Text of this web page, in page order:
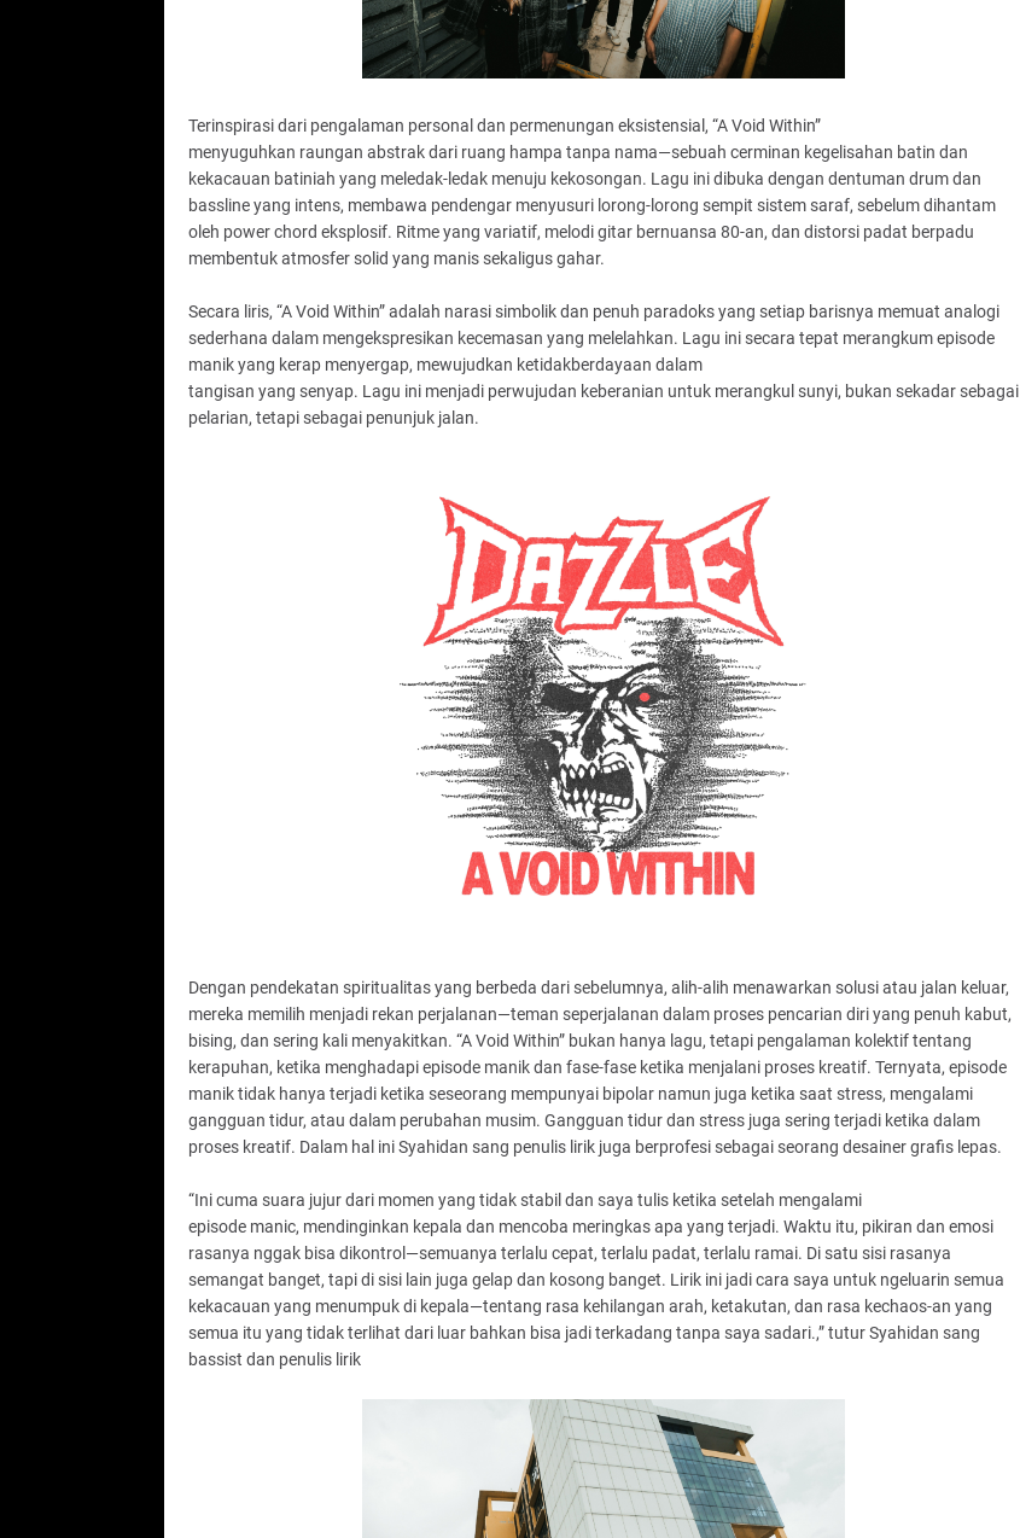
Terinspirasi dari pengalaman personal dan permenungan eksistensial, “A Void Within”
menyuguhkan raungan abstrak dari ruang hampa tanpa nama—sebuah cerminan kegelisahan batin dan
kekacauan batiniah yang meledak-ledak menuju kekosongan. Lagu ini dibuka dengan dentuman drum dan
bassline yang intens, membawa pendengar menyusuri lorong-lorong sempit sistem saraf, sebelum dihantam
oleh power chord eksplosif. Ritme yang variatif, melodi gitar bernuansa 80-an, dan distorsi padat berpadu
membentuk atmosfer solid yang manis sekaligus gahar.
Secara liris, “A Void Within” adalah narasi simbolik dan penuh paradoks yang setiap barisnya memuat analogi
sederhana dalam mengekspresikan kecemasan yang melelahkan. Lagu ini secara tepat merangkum episode
manik yang kerap menyergap, mewujudkan ketidakberdayaan dalam
tangisan yang senyap. Lagu ini menjadi perwujudan keberanian untuk merangkul sunyi, bukan sekadar sebagai
pelarian, tetapi sebagai penunjuk jalan.
Dengan pendekatan spiritualitas yang berbeda dari sebelumnya, alih-alih menawarkan solusi atau jalan keluar,
mereka memilih menjadi rekan perjalanan—teman seperjalanan dalam proses pencarian diri yang penuh kabut,
bising, dan sering kali menyakitkan. “A Void Within” bukan hanya lagu, tetapi pengalaman kolektif tentang
kerapuhan, ketika menghadapi episode manik dan fase-fase ketika menjalani proses kreatif. Ternyata, episode
manik tidak hanya terjadi ketika seseorang mempunyai bipolar namun juga ketika saat stress, mengalami
gangguan tidur, atau dalam perubahan musim. Gangguan tidur dan stress juga sering terjadi ketika dalam
proses kreatif. Dalam hal ini Syahidan sang penulis lirik juga berprofesi sebagai seorang desainer grafis lepas.
“Ini cuma suara jujur dari momen yang tidak stabil dan saya tulis ketika setelah mengalami
episode manic, mendinginkan kepala dan mencoba meringkas apa yang terjadi. Waktu itu, pikiran dan emosi
rasanya nggak bisa dikontrol—semuanya terlalu cepat, terlalu padat, terlalu ramai. Di satu sisi rasanya
semangat banget, tapi di sisi lain juga gelap dan kosong banget. Lirik ini jadi cara saya untuk ngeluarin semua
kekacauan yang menumpuk di kepala—tentang rasa kehilangan arah, ketakutan, dan rasa kechaos-an yang
semua itu yang tidak terlihat dari luar bahkan bisa jadi terkadang tanpa saya sadari.,” tutur Syahidan sang
bassist dan penulis lirik